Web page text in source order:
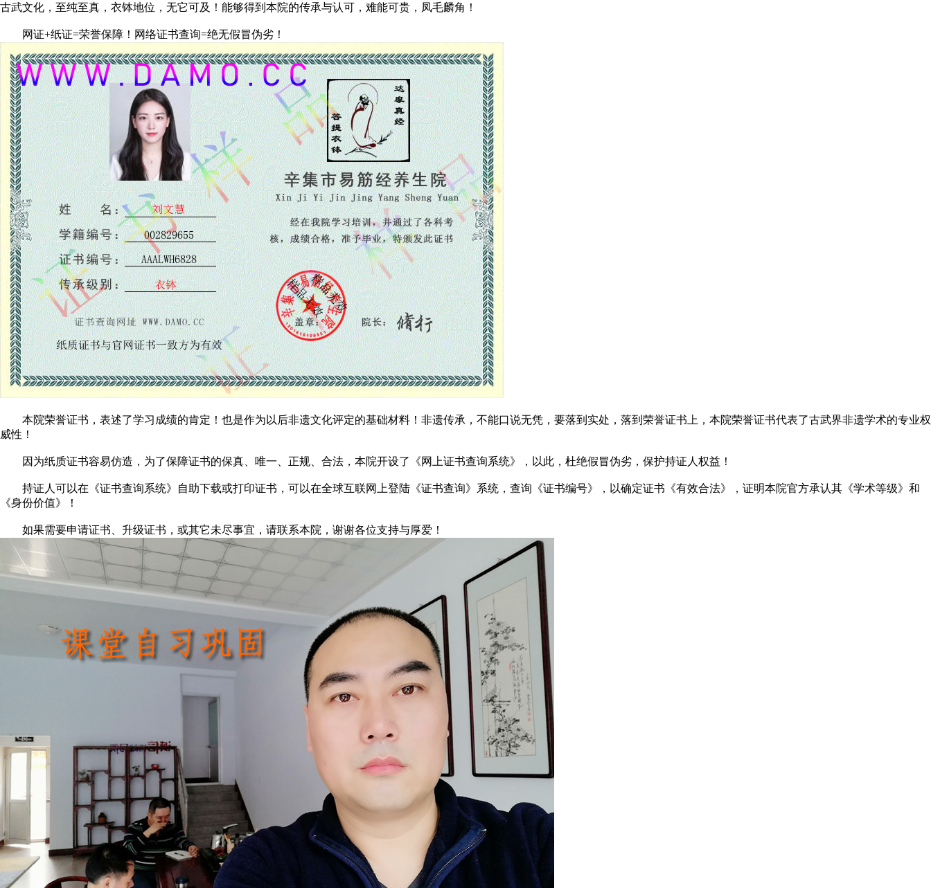
古武文化，至纯至真，衣钵地位，无它可及！能够得到本院的传承与认可，难能可贵，凤毛麟角！
网证+纸证=荣誉保障！网络证书查询=绝无假冒伪劣！
本院荣誉证书，表述了学习成绩的肯定！也是作为以后非遗文化评定的基础材料！非遗传承，不能口说无凭，要落到实处，落到荣誉证书上，本院荣誉证书代表了古武界非遗学术的专业权
威性！
因为纸质证书容易仿造，为了保障证书的保真、唯一、正规、合法，本院开设了《网上证书查询系统》，以此，杜绝假冒伪劣，保护持证人权益！
持证人可以在《证书查询系统》自助下载或打印证书，可以在全球互联网上登陆《证书查询》系统，查询《证书编号》，以确定证书《有效合法》，证明本院官方承认其《学术等级》和
《身份价值》！
如果需要申请证书、升级证书，或其它未尽事宜，请联系本院，谢谢各位支持与厚爱！